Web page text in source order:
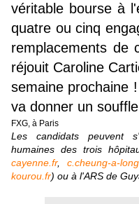
véritable bourse à
quatre ou cinq
remplacements de
réjouit Caroline
semaine prochaine
va donner un
FXG, à Paris
Les candidats peuvent
humaines des trois
cayenne.fr, c.cheung-a-
kourou.fr) ou à l'ARS de